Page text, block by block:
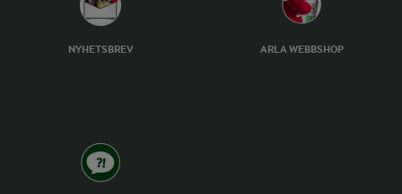
NYHETSBREV ARLA WEBBSHOP